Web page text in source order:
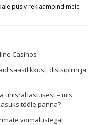
püsiv reklaampind meie
Casinos
säästlikkust, distsipliini ja
ühisrahastusest – mis
tööle panna?
võimalustega!